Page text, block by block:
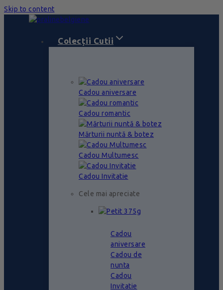
Skip to content
Colecții Cutii
Cadou aniversare
Cadou romantic
Mărturii nuntă & botez
Cadou Multumesc
Cadou Invitatie
Cele mai apreciate
Cadou
aniversare
Cadou de
nunta
Cadou
Invitatie